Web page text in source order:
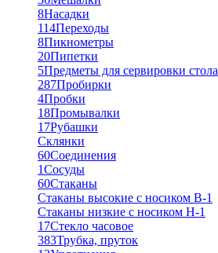
8Насадки
114Переходы
8Пикнометры
20Пипетки
5Предметы для сервировки стола
287Пробирки
4Пробки
18Промывалки
17Рубашки
Склянки
60Соединения
1Сосуды
60Стаканы
Стаканы высокие с носиком В-1
Стаканы низкие с носиком Н-1
17Стекло часовое
383Трубка, пруток